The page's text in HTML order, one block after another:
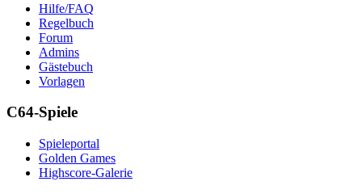
Hilfe/FAQ
Regelbuch
Forum
Admins
Gästebuch
Vorlagen
C64-Spiele
Spieleportal
Golden Games
Highscore-Galerie